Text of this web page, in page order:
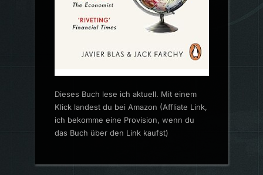
Dieses Buch lese ich aktuell. Mit einem
Klick landest du bei Amazon (Affliate Link,
ich bekomme eine Provision, wenn du
das Buch über den Link kaufst)